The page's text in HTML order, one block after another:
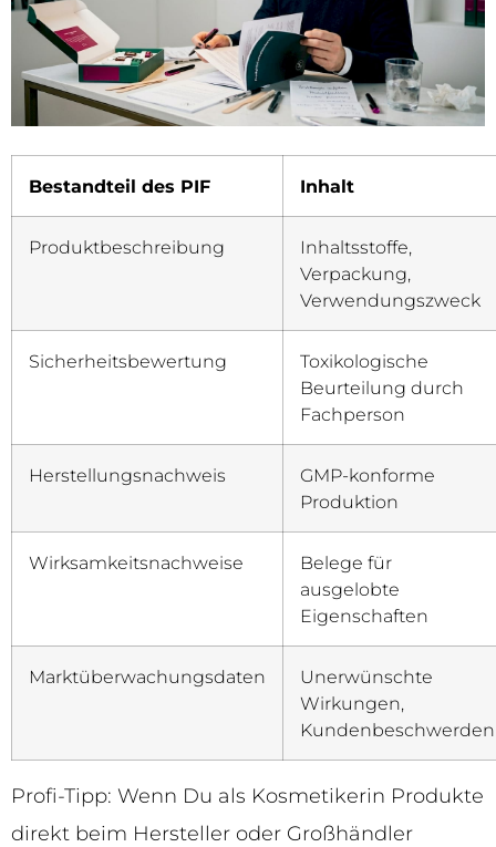
Bestandteil des PIF Inhalt
Produktbeschreibung
Inhaltsstoffe,
Verpackung,
Verwendungszweck
Sicherheitsbewertung
Toxikologische
Beurteilung durch
Fachperson
Herstellungsnachweis
GMP-konforme
Produktion
Wirksamkeitsnachweise
Belege für
ausgelobte
Eigenschaften
Marktüberwachungsdaten
Unerwünschte
Wirkungen,
Kundenbeschwerden
Profi-Tipp: Wenn Du als Kosmetikerin Produkte
direkt beim Hersteller oder Großhändler